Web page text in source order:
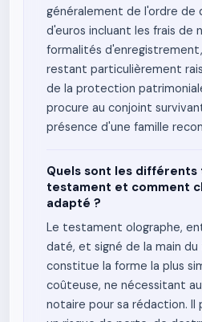
généralement de l'ordre de
d'euros incluant les frais de
formalités
restant particulièrement
de la protection
procure au conjoint
présence d'une famille
Quels sont les différents
testament et comment
adapté ?
Le testament olographe,
daté, et signé de la main
constitue la forme la plus
coûteuse, ne nécessitant
notaire pour sa rédaction. Il